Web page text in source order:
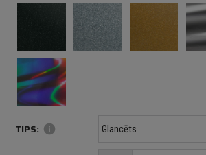
TIPS: info